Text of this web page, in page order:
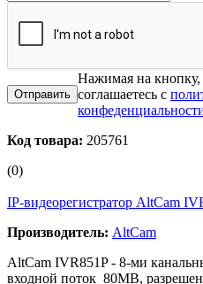
Нажимая на
соглашаетесь с
Код товара: 205761
(0)
IP-видеорегистратор AltCam
Производитель: AltCam
AltCam IVR851P - 8-ми
входной поток 80MB,